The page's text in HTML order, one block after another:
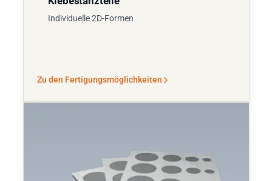
Individuelle 2D-Formen
Zu den Fertigungsmöglichkeiten